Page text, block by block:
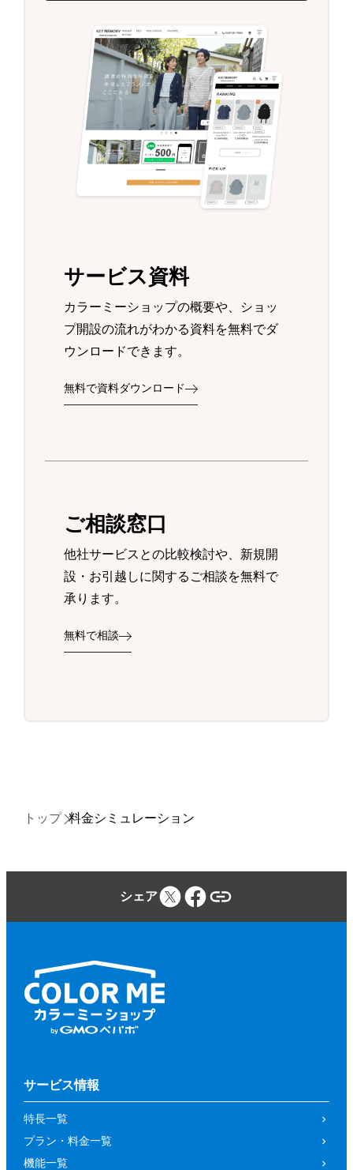
サービス資料
カラーミーショップの概要や、ショッ
プ開設の流れがわかる資料を無料でダ
ウンロードできます。
無料で資料ダウンロード
ご相談窓口
他社サービスとの比較検討や、新規開
設・お引越しに関するご相談を無料で
承ります。
無料で相談
トップ 料金シミュレーション
シェア
サービス情報
特長一覧
プラン・料金一覧
機能一覧